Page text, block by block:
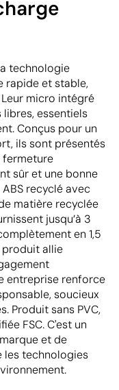
technologie
rapide et stable,
micro intégré
essentiels
Conçus pour un
ils sont présentés
fermeture
sûr et une bonne
recyclé avec
matière recyclée
jusqu’à 3
en 1,5
produit allie
entreprise renforce
soucieux
Produit sans PVC,
FSC. C'est un
et de
les technologies